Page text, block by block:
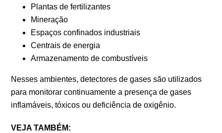
Plantas de fertilizantes
Mineração
Espaços confinados industriais
Centrais de energia
Armazenamento de combustíveis
Nesses ambientes, detectores de gases são utilizados
para monitorar continuamente a presença de gases
inflamáveis, tóxicos ou deficiência de oxigênio.
VEJA TAMBÉM: